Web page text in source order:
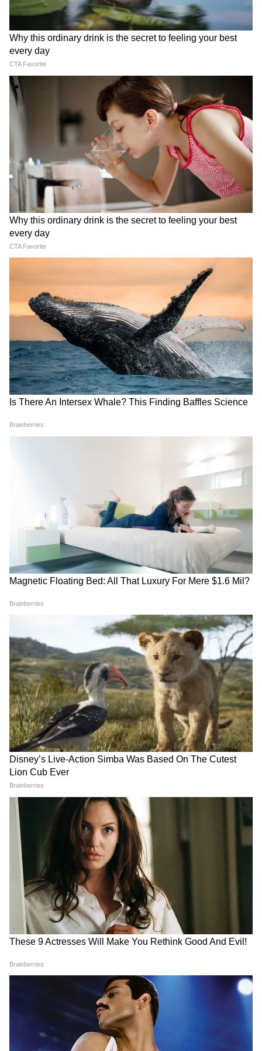
LATEST VIDEOS
Modi in IIT Delhi: '1 लाख करोड़..अंग्रेजी में
बोलूं', देश के युवाओं को Modi ने दिया बहुत बड़ा
टास्क
देर रात Rishabh Pant की इस शिकायत पर
CM Pushkar Dhami की पहली प्रतिक्रिया